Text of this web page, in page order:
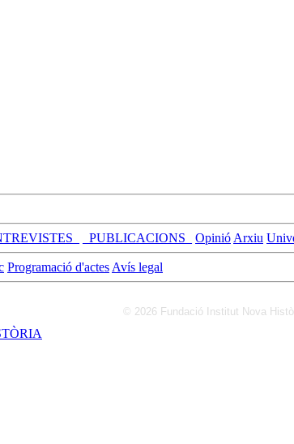
_PUBLICACIONS_ Opinió Arxiu
Programació d'actes Avís legal
© 2026 Fundació Institut Nova